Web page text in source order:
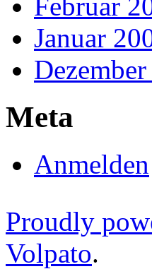
Januar
Meta
Anmelden
Proudly
Volpato.